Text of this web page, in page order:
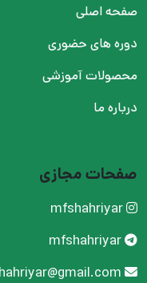
صفحه اصلی
دوره های حضوری
محصولات آموزشی
درباره ما
صفحات مجازی
mfshahriyar
mfshahriyar